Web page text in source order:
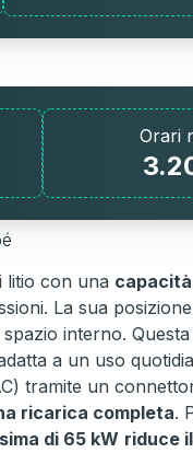
Orari
litio con una
La sua
interno.
a un uso
tramite un
ricarica completa.
di 65 kW riduce